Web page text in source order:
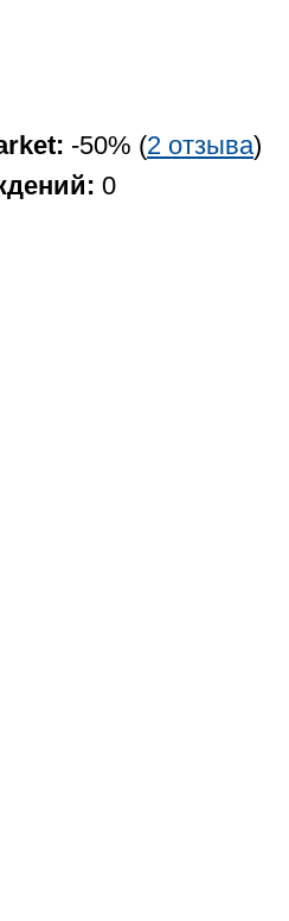
-50% (2 отзыва)
0